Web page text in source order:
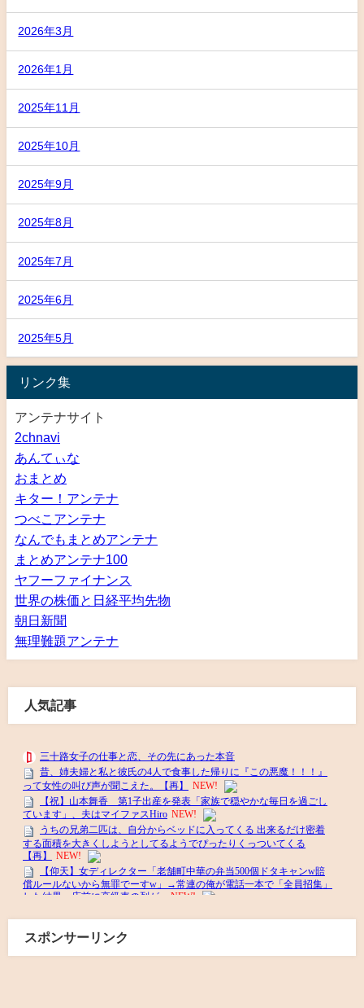
2026年3月
2026年1月
2025年11月
2025年10月
2025年9月
2025年8月
2025年7月
2025年6月
2025年5月
リンク集
アンテナサイト
2chnavi
あんてぃな
おまとめ
キター！アンテナ
つべこアンテナ
なんでもまとめアンテナ
まとめアンテナ100
ヤフーファイナンス
世界の株価と日経平均先物
朝日新聞
無理難題アンテナ
人気記事
スポンサーリンク